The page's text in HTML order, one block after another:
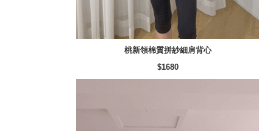
桃新領棉質拼紗細肩背心
$1680